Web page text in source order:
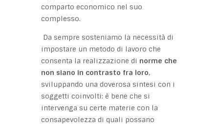
comparto economico nel suo
complesso.
Da sempre sosteniamo la necessità di
impostare un metodo di lavoro che
consenta la realizzazione di norme che
non siano in contrasto fra loro,
sviluppando una doverosa sintesi con i
soggetti coinvolti: è bene che si
intervenga su certe materie con la
consapevolezza di quali possano